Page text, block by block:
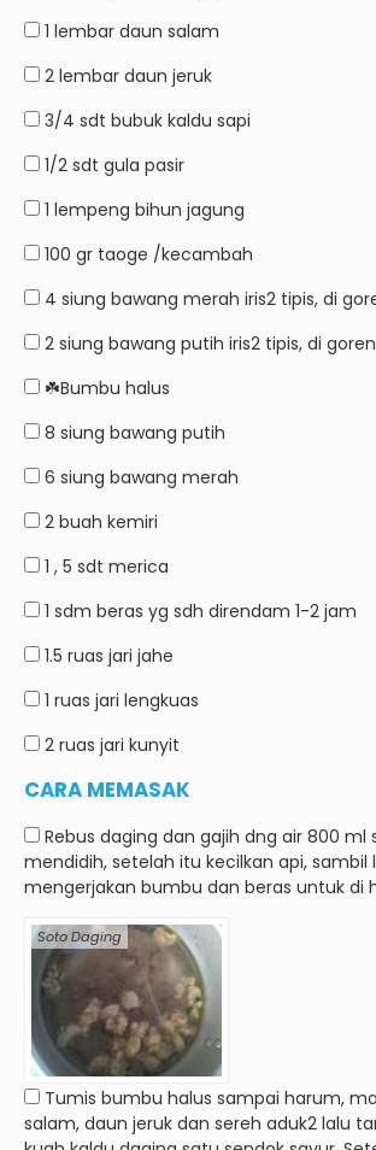
1 lembar daun salam
2 lembar daun jeruk
3/4 sdt bubuk kaldu sapi
1/2 sdt gula pasir
1 lempeng bihun jagung
100 gr taoge /kecambah
4 siung bawang merah iris2 tipis, di
2 siung bawang putih iris2 tipis, di
☘️Bumbu halus
8 siung bawang putih
6 siung bawang merah
2 buah kemiri
1 , 5 sdt merica
1 sdm beras yg sdh direndam 1-2 jam
1.5 ruas jari jahe
1 ruas jari lengkuas
2 ruas jari kunyit
CARA MEMASAK
Rebus daging dan gajih dng air 800 ml
mendidih, setelah itu kecilkan api, sambil
mengerjakan bumbu dan beras untuk di
Soto Daging
Tumis bumbu halus sampai harum,
salam, daun jeruk dan sereh aduk2 lalu